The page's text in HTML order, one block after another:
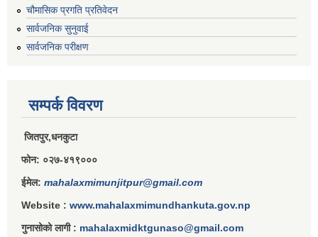
चौमासिक प्रगति प्रतिवेदन
सार्वजनिक सुनुवाई
सार्वजनिक परीक्षण
सम्पर्क विवरण
जितपुर,धनकुटा
फोन: ०२७-४१९०००
ईमेल: mahalaxmimunjitpur@gmail.com
Website : www.mahalaxmimundhankuta.gov.np
गुनासोको लागी : mahalaxmidktgunaso@gmail.com